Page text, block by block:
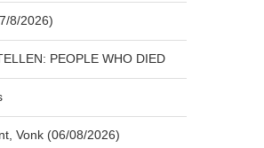
8/2026)
PEOPLE WHO DIED
Vonk (06/08/2026)